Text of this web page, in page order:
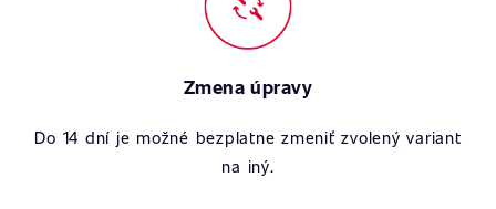
Zmena úpravy
Do 14 dní je možné bezplatne zmeniť zvolený variant
na iný.